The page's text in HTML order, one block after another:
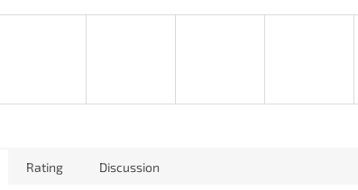
Rating Discussion